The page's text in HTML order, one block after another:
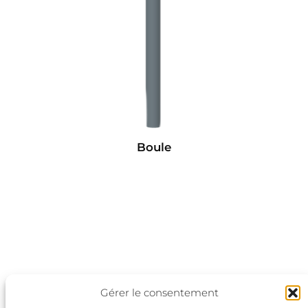
Gérer le consentement
Boule